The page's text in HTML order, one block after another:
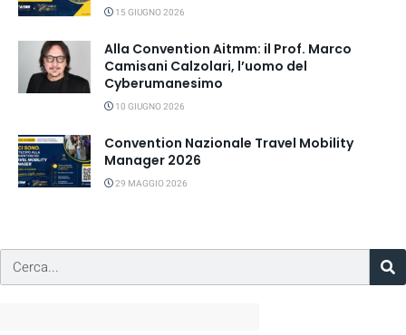
15 GIUGNO 2026
Alla Convention Aitmm: il Prof. Marco
Camisani Calzolari, l’uomo del
Cyberumanesimo
10 GIUGNO 2026
Convention Nazionale Travel Mobility
Manager 2026
29 MAGGIO 2026